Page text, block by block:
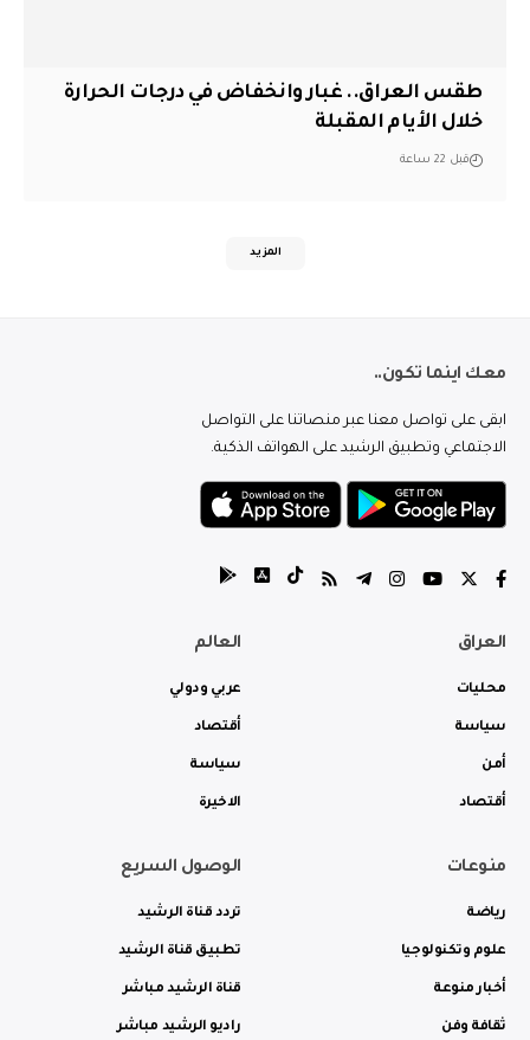
طقس العراق.. غبار وانخفاض في درجات الحرارة
خلال الأيام المقبلة
قبل 22 ساعة
المزيد
معك اينما تكون..
ابقى على تواصل معنا عبر منصاتنا على التواصل
الاجتماعي وتطبيق الرشيد على الهواتف الذكية.
العراق
محليات
سياسة
أمن
أقتصاد
العالم
عربي ودولي
أقتصاد
سياسة
الاخيرة
منوعات
رياضة
علوم وتكنولوجيا
أخبار منوعة
ثقافة وفن
الوصول السريع
تردد قناة الرشيد
تطبيق قناة الرشيد
قناة الرشيد مباشر
راديو الرشيد مباشر